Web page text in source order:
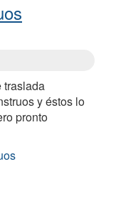
traslada
y éstos lo
pronto